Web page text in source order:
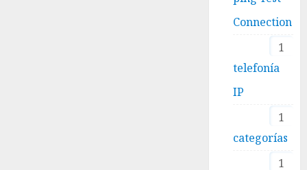
Connection
1
telefonía
IP
1
categorías
1